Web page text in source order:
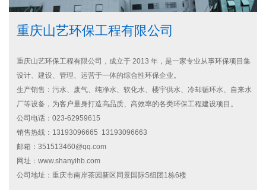
重庆山艺环保工程有限公司
重庆山艺环保工程有限公司，成立于 2013 年，是一家专业从事环保项目集
设计、建设、管理、运营于一体的综合性环保企业。
生产销售：污水、废气、纯净水、软化水、楼宇供水、冷却循环水、自来水
厂等设备，为客户量身打造高品质、高效率的各类环保工程建设项目。
公司电话：023-62959615
销售热线：13193096665 13193096663
邮箱：351513460@qq.com
网址： www.shanyihb.com
公司地址：重庆市南岸茶园新区同景国际S组团1栋6楼